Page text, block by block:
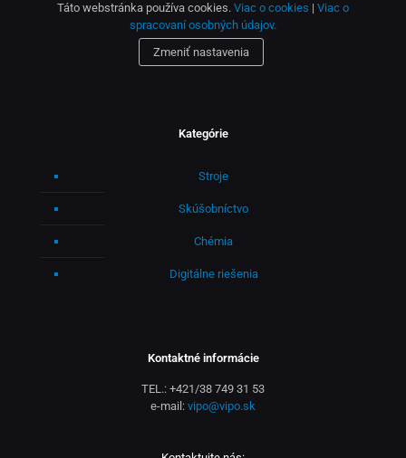
Táto webstránka používa cookies. Viac o cookies | Viac o
spracovaní osobných údajov.
Zmeniť nastavenia
Kategórie
Stroje
Skúšobníctvo
Chémia
Digitálne riešenia
Kontaktné informácie
TEL.: +421/38 749 31 53
e-mail: vipo@vipo.sk